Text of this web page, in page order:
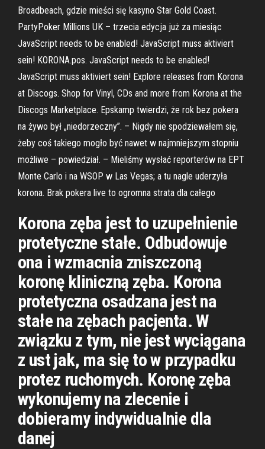
Broadbeach, gdzie mieści się kasyno Star Gold Coast.
PartyPoker Millions UK – trzecia edycja już za miesiąc
JavaScript needs to be enabled! JavaScript muss aktiviert
sein! KORONA.pos. JavaScript needs to be enabled!
JavaScript muss aktiviert sein! Explore releases from Korona
at Discogs. Shop for Vinyl, CDs and more from Korona at the
Discogs Marketplace. Epskamp twierdzi, że rok bez pokera
na żywo był „niedorzeczny”. – Nigdy nie spodziewałem się,
żeby coś takiego mogło być nawet w najmniejszym stopniu
możliwe – powiedział. – Mieliśmy wysłać reporterów na EPT
Monte Carlo i na WSOP w Las Vegas; a tu nagle uderzyła
korona. Brak pokera live to ogromna strata dla całego
Korona zęba jest to uzupełnienie
protetyczne stałe. Odbudowuje
ona i wzmacnia zniszczoną
koronę kliniczną zęba. Korona
protetyczna osadzana jest na
stałe na zębach pacjenta. W
związku z tym, nie jest wyciągana
z ust jak, ma się to w przypadku
protez ruchomych. Koronę zęba
wykonujemy na zlecenie i
dobieramy indywidualnie dla
danej